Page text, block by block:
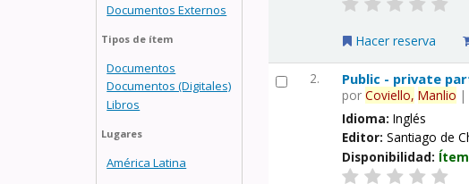
Documentos Externos
Tipos de ítem
Documentos
Documentos (Digitales)
Libros
Lugares
América Latina
Hacer reserva
2. Public - private
porCoviello, Manlio
Idioma:Inglés
Editor:Santiago de
Disponibilidad: